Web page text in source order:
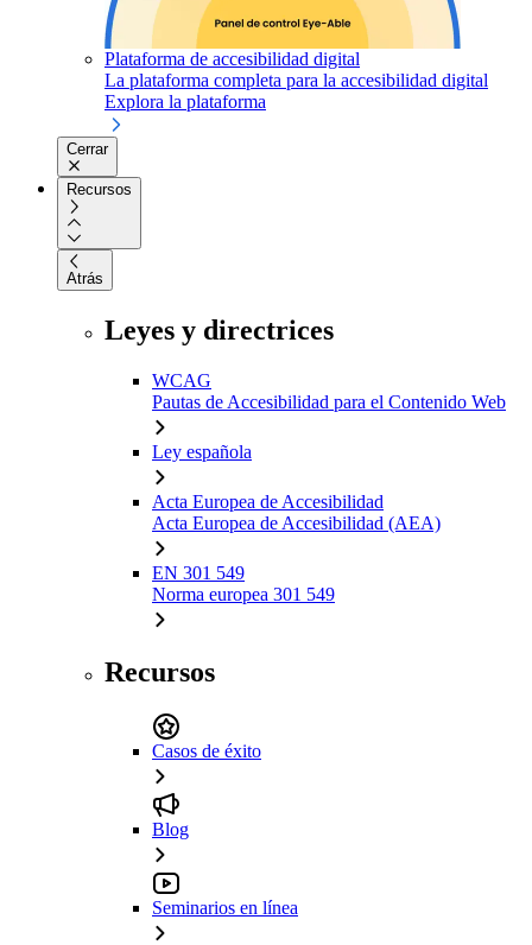
Plataforma de accesibilidad digital
La plataforma completa para la accesibilidad digital
Explora la plataforma
Cerrar
Recursos
Atrás
Leyes y directrices
WCAG
Pautas de Accesibilidad para el Contenido Web
Ley española
Acta Europea de Accesibilidad
Acta Europea de Accesibilidad (AEA)
EN 301 549
Norma europea 301 549
Recursos
Casos de éxito
Blog
Seminarios en línea